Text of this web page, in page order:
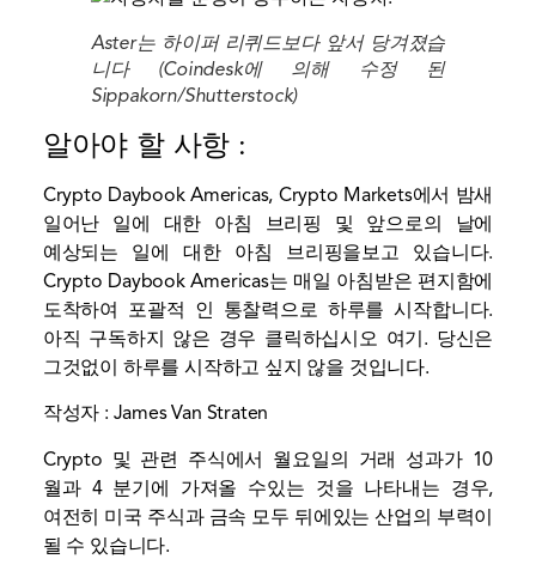
Aster는 하이퍼 리퀴드보다 앞서 당겨졌습
니다 (Coindesk에 의해 수정 된
Sippakorn/Shutterstock)
알아야 할 사항 :
Crypto Daybook Americas, Crypto Markets에서 밤새
일어난 일에 대한 아침 브리핑 및 앞으로의 날에
예상되는 일에 대한 아침 브리핑을보고 있습니다.
Crypto Daybook Americas는 매일 아침받은 편지함에
도착하여 포괄적 인 통찰력으로 하루를 시작합니다.
아직 구독하지 않은 경우 클릭하십시오 여기. 당신은
그것없이 하루를 시작하고 싶지 않을 것입니다.
작성자 : James Van Straten
Crypto 및 관련 주식에서 월요일의 거래 성과가 10
월과 4 분기에 가져올 수있는 것을 나타내는 경우,
여전히 미국 주식과 금속 모두 뒤에있는 산업의 부력이
될 수 있습니다.